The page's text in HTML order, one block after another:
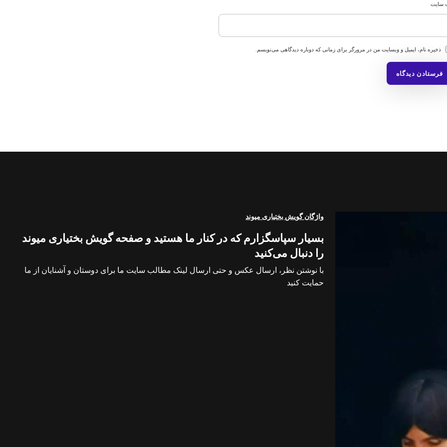
سایت
ذخیره نام، ایمیل و وبسایت من در مرورگر برای زمانی که دوباره دیدگاهی می‌نویسم.
واژگان گویش بختیاری میوند
بسیار سپاسگزارم که در کنار ما هستید و صفحه گویش بختیاری میوند
را دنبال می‌کنید
با نوشتن نظر، ارسال عکس و حتی ارسال لینک مطالب سایت ما برای دوستان و آشنایان از ما
حمایت کنید